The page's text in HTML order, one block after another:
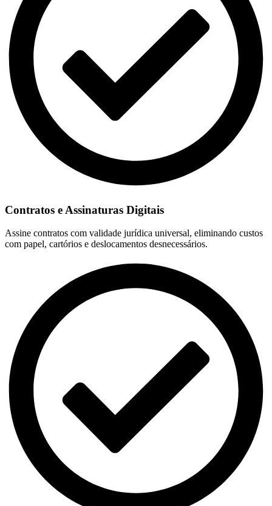
Contratos e Assinaturas Digitais
Assine contratos com validade jurídica universal, eliminando custos
com papel, cartórios e deslocamentos desnecessários.